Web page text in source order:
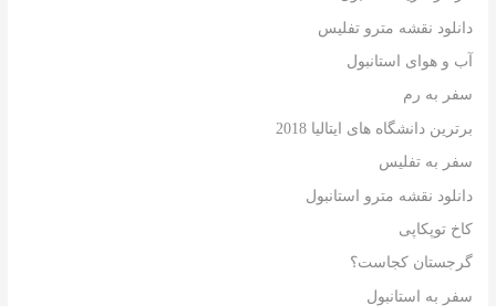
دانلود نقشه مترو تفلیس
آب و هوای استانبول
سفر به رم
برترین دانشگاه های ایتالیا 2018
سفر به تفلیس
دانلود نقشه مترو استانبول
کاخ توپکاپی
گرجستان کجاست؟
سفر به استانبول